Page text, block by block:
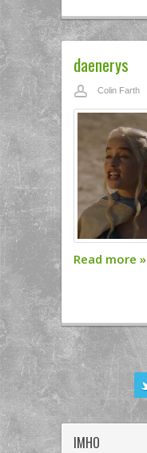
daenerys
Colin Farth
Read more »
IMHO